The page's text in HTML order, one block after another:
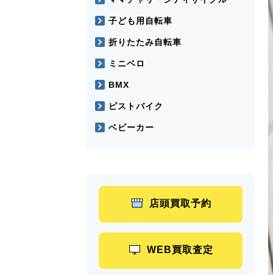
子ども用自転車
折りたたみ自転車
ミニベロ
BMX
ピストバイク
ベビーカー
店頭買取予約
WEB買取査定